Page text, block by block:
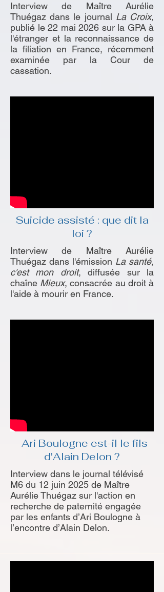
Interview de Maître Aurélie
Thuégaz dans le journal La Croix,
publié le 22 mai 2026 sur la GPA à
l'étranger et la reconnaissance de
la filiation en France, récemment
examinée par la Cour de
cassation.
Suicide assisté : que dit la
loi ?
Interview de Maître Aurélie
Thuégaz dans l'émission La santé,
c'est mon droit, diffusée sur la
chaîne Mieux, consacrée au droit à
l'aide à mourir en France.
Ari Boulogne est-il le fils
d'Alain Delon ?
Interview dans le journal télévisé
M6 du 12 juin 2025 de Maître
Aurélie Thuégaz sur l'action en
recherche de paternité engagée
par les enfants d’Ari Boulogne à
l’encontre d’Alain Delon.